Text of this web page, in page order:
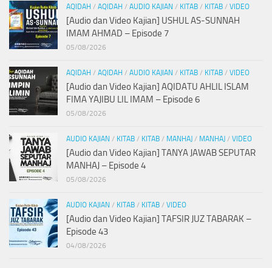
AQIDAH / AQIDAH / AUDIO KAJIAN / KITAB / KITAB / VIDEO
[Audio dan Video Kajian] USHUL AS-SUNNAH
IMAM AHMAD – Episode 7
05/08/2026
AQIDAH / AQIDAH / AUDIO KAJIAN / KITAB / KITAB / VIDEO
[Audio dan Video Kajian] AQIDATU AHLIL ISLAM
FIMA YAJIBU LIL IMAM – Episode 6
05/08/2026
AUDIO KAJIAN / KITAB / KITAB / MANHAJ / MANHAJ / VIDEO
[Audio dan Video Kajian] TANYA JAWAB SEPUTAR
MANHAJ – Episode 4
05/08/2026
AUDIO KAJIAN / KITAB / KITAB / VIDEO
[Audio dan Video Kajian] TAFSIR JUZ TABARAK –
Episode 43
04/08/2026